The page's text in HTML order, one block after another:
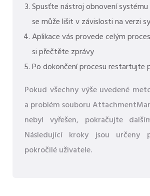
Spusťte nástroj obnovení
se může lišit v závislosti na verzi
Aplikace vás provede celým
si přečtěte zprávy
Po dokončení procesu restartujte
Pokud všechny výše uvedené
a problém souboru
nebyl vyřešen, pokračujte
Následující kroky jsou určeny
pokročilé uživatele.